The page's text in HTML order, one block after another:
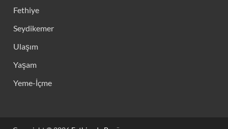
Fethiye
Seydikemer
Ulaşım
Yaşam
Yeme-İçme